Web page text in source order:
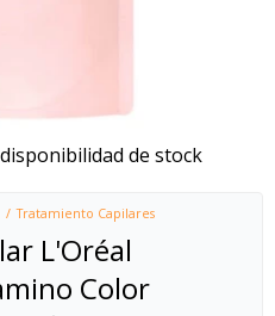
de stock
Tratamiento Capilares
L'Oréal
Color